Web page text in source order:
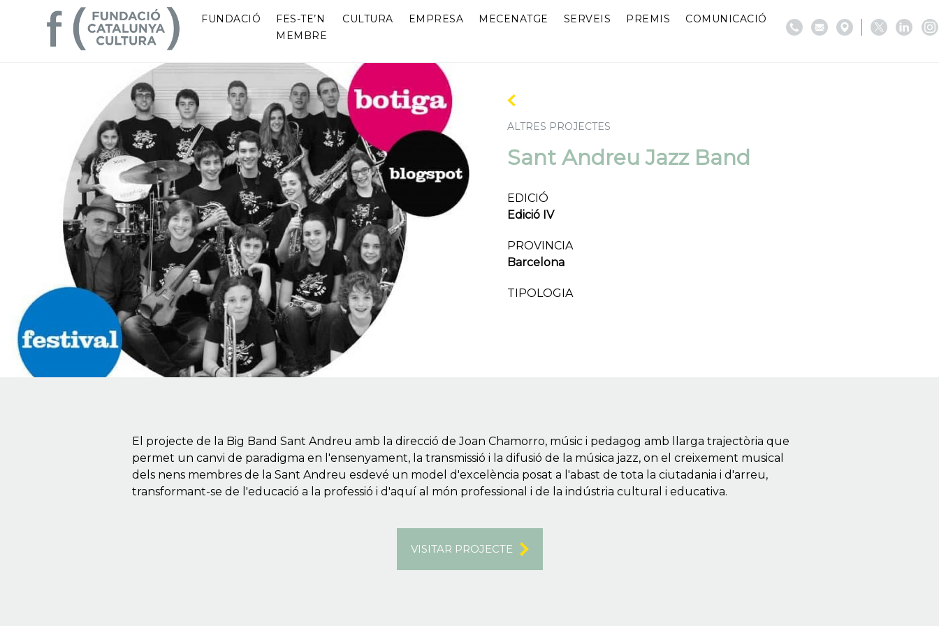
FUNDACIÓ
FES-TE’N
MEMBRE
CULTURA EMPRESA MECENATGE SERVEIS PREMIS COMUNICACIÓ
ALTRES PROJECTES
Sant Andreu Jazz Band
EDICIÓ
Edició IV
PROVINCIA
Barcelona
TIPOLOGIA
El projecte de la Big Band Sant Andreu amb la direcció de Joan Chamorro, músic i pedagog amb llarga trajectòria que
permet un canvi de paradigma en l'ensenyament, la transmissió i la difusió de la música jazz, on el creixement musical
dels nens membres de la Sant Andreu esdevé un model d'excelència posat a l'abast de tota la ciutadania i d'arreu,
transformant-se de l'educació a la professió i d'aquí al món professional i de la indústria cultural i educativa.
VISITAR PROJECTE